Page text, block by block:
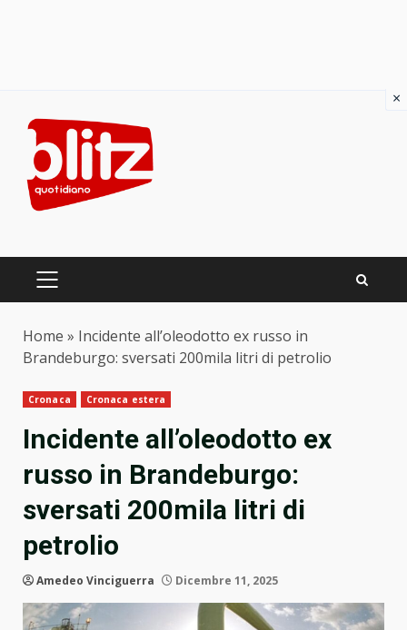
content
PRIMARY
Home » Incidente all’oleodotto ex russo in
Brandeburgo: sversati 200mila litri di petrolio
Cronaca Cronaca estera
Incidente all’oleodotto ex
russo in Brandeburgo:
sversati 200mila litri di
petrolio
Amedeo Vinciguerra Dicembre 11, 2025
×